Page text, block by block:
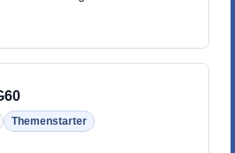
Themenstarter